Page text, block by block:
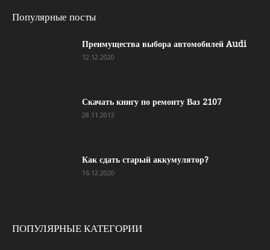
Популярные посты
Преимущества выбора автомобилей Audi
12.12.2020
Скачать книгу по ремонту Ваз 2107
28.11.2013
Как сдать старый аккумулятор?
16.12.2020
ПОПУЛЯРНЫЕ КАТЕГОРИИ